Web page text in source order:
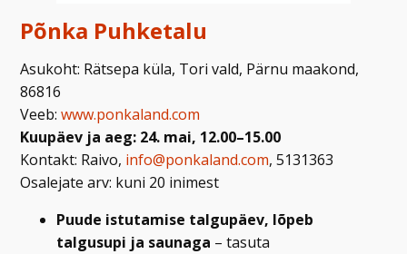
Põnka Puhketalu
Asukoht: Rätsepa küla, Tori vald, Pärnu maakond,
86816
Veeb:www.ponkaland.com
Kuupäev ja aeg: 24. mai, 12.00–15.00
Kontakt: Raivo, info@ponkaland.com, 5131363
Osalejate arv: kuni 20 inimest
Puude istutamise talgupäev, lõpeb
talgusupi ja saunaga – tasuta